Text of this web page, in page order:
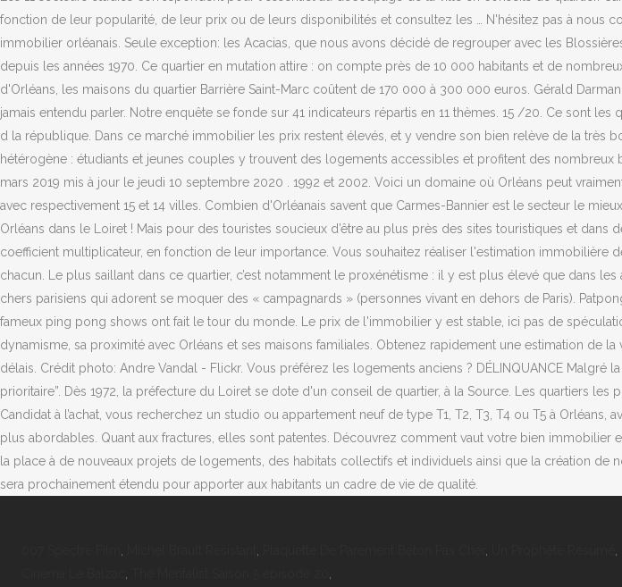
fonction de leur popularité, de leur prix ou de leurs disponibilités et consultez les … N'hésitez pas à nous
immobilier orléanais. Seule exception: les Acacias, que nous avons décidé de regrouper avec les
depuis les années 1970. Ce quartier en mutation attire : on compte près de 10 000 habitants et de
d'Orléans, les maisons du quartier Barrière Saint-Marc coûtent de 170 000 à 300 000 euros. Gérald
jamais entendu parler. Notre enquête se fonde sur 41 indicateurs répartis en 11 thèmes. 15 /20. Ce sont
d la république. Dans ce marché immobilier les prix restent élevés, et y vendre son bien relève de la très
hétérogène : étudiants et jeunes couples y trouvent des logements accessibles et profitent des
mars 2019 mis à jour le jeudi 10 septembre 2020 . 1992 et 2002. Voici un domaine où Orléans peut
avec respectivement 15 et 14 villes. Combien d'Orléanais savent que Carmes-Bannier est le secteur le
Orléans dans le Loiret ! Mais pour des touristes soucieux d’être au plus près des sites touristiques et
coefficient multiplicateur, en fonction de leur importance. Vous souhaitez réaliser l'estimation
chacun. Le plus saillant dans ce quartier, c’est notamment le proxénétisme : il y est plus élevé que dans
chers parisiens qui adorent se moquer des « campagnards » (personnes vivant en dehors de Paris).
fameux ping pong shows ont fait le tour du monde. Le prix de l'immobilier y est stable, ici pas de
dynamisme, sa proximité avec Orléans et ses maisons familiales. Obtenez rapidement une estimation
délais. Crédit photo: Andre Vandal - Flickr. Vous préférez les logements anciens ? DÉLINQUANCE
prioritaire”. Dès 1972, la préfecture du Loiret se dote d'un conseil de quartier, à la Source. Les quartiers
Candidat à l’achat, vous recherchez un studio ou appartement neuf de type T1, T2, T3, T4 ou T5 à
plus abordables. Quant aux fractures, elles sont patentes. Découvrez comment vaut votre bien
la place à de nouveaux projets de logements, des habitats collectifs et individuels ainsi que la création
sera prochainement étendu pour apporter aux habitants un cadre de vie de qualité.